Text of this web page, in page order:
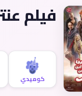
فيلم
كوميدي